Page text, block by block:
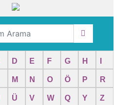
D E F G H
M N O Ö P R
Ü V W Q Y Z